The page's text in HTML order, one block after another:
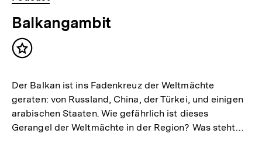
Balkangambit
Inhalt
Der Balkan ist ins Fadenkreuz der Weltmächte
geraten: von Russland, China, der Türkei, und einigen
arabischen Staaten. Wie gefährlich ist dieses
Gerangel der Weltmächte in der Region? Was steht…